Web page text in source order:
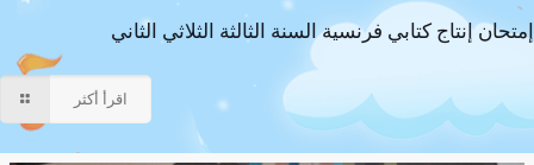
إمتحان إنتاج كتابي فرنسية السنة الثالثة الثلاثي الثاني
اقرأ أكثر